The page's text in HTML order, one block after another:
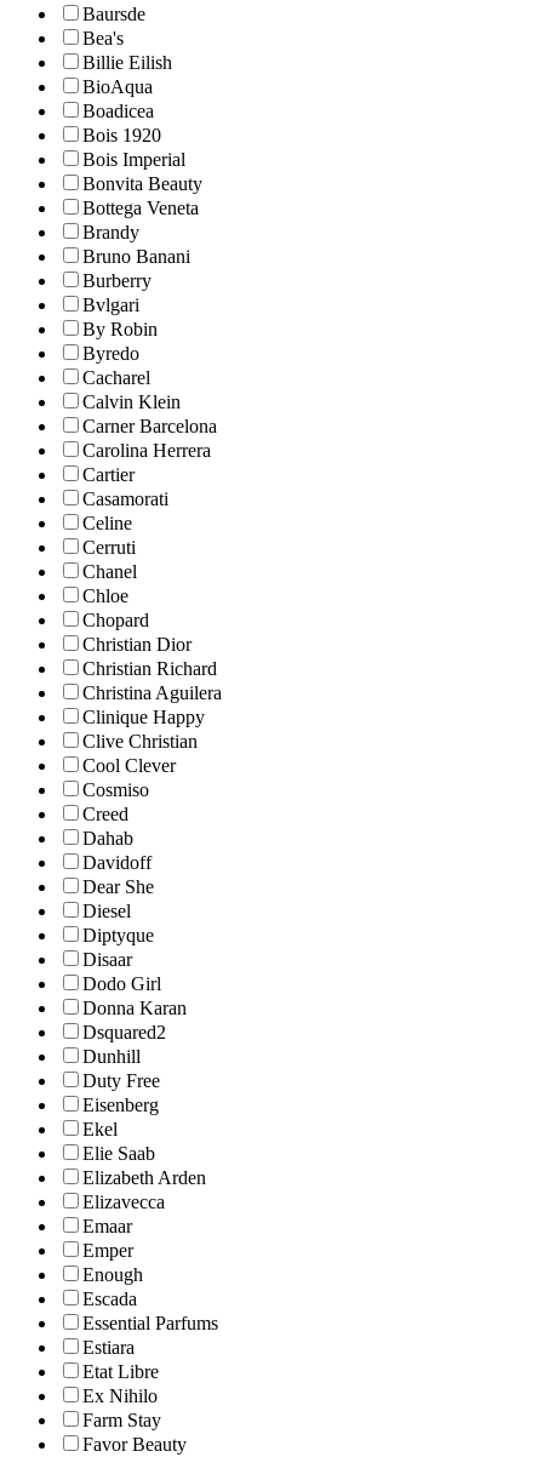
Baursde
Bea's
Billie Eilish
BioAqua
Boadicea
Bois 1920
Bois Imperial
Bonvita Beauty
Bottega Veneta
Brandy
Bruno Banani
Burberry
Bvlgari
By Robin
Byredo
Cacharel
Calvin Klein
Carner Barcelona
Carolina Herrera
Cartier
Casamorati
Celine
Cerruti
Chanel
Chloe
Chopard
Christian Dior
Christian Richard
Christina Aguilera
Clinique Happy
Clive Christian
Cool Clever
Cosmiso
Creed
Dahab
Davidoff
Dear She
Diesel
Diptyque
Disaar
Dodo Girl
Donna Karan
Dsquared2
Dunhill
Duty Free
Eisenberg
Ekel
Elie Saab
Elizabeth Arden
Elizavecca
Emaar
Emper
Enough
Escada
Essential Parfums
Estiara
Etat Libre
Ex Nihilo
Farm Stay
Favor Beauty